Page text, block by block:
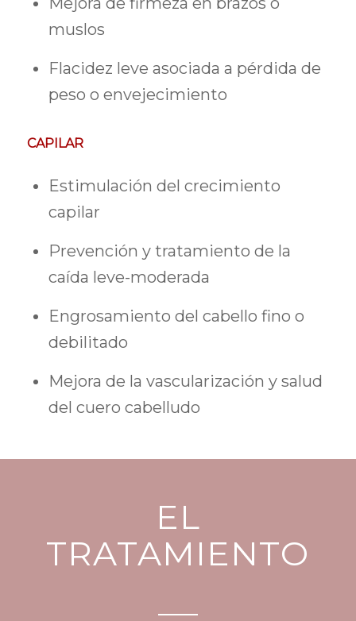
muslos
Flacidez leve asociada a pérdida de
peso o envejecimiento
CAPILAR
Estimulación del crecimiento
capilar
Prevención y tratamiento de la
caída leve-moderada
Engrosamiento del cabello fino o
debilitado
Mejora de la vascularización y salud
del cuero cabelludo
EL
TRATAMIENTO